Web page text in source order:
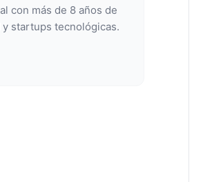
con más de 8 años de
startups tecnológicas.